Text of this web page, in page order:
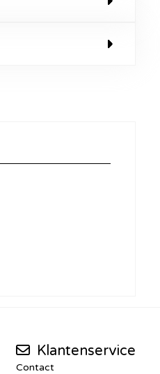
Klantenservice
Contact